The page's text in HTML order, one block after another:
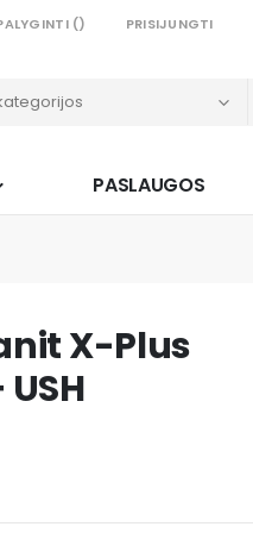
() PRISIJUNGTI
PASLAUGOS
X-Plus